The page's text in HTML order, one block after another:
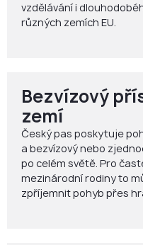
vzdělávání i
různých zemích EU.
Bezvízový
zemí
Český pas poskytuje
a bezvízový nebo
po celém světě. Pro
mezinárodní rodiny to
zpříjemnit pohyb přes